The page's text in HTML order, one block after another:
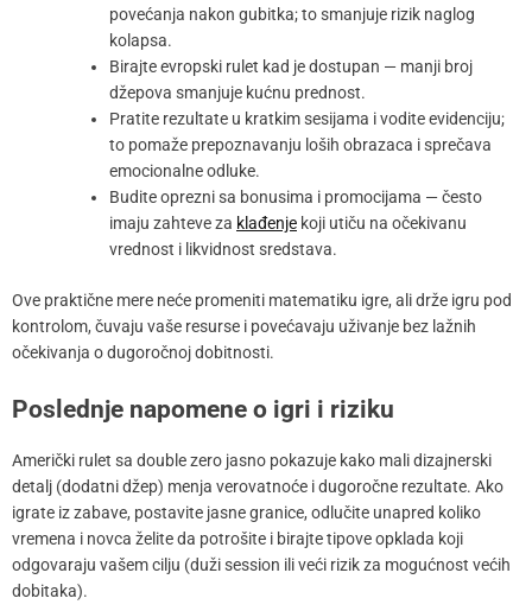
povećanja nakon gubitka; to smanjuje rizik naglog
kolapsa.
Birajte evropski rulet kad je dostupan — manji broj
džepova smanjuje kućnu prednost.
Pratite rezultate u kratkim sesijama i vodite evidenciju;
to pomaže prepoznavanju loših obrazaca i sprečava
emocionalne odluke.
Budite oprezni sa bonusima i promocijama — često
imaju zahteve za klađenje koji utiču na očekivanu
vrednost i likvidnost sredstava.
Ove praktične mere neće promeniti matematiku igre, ali drže igru pod
kontrolom, čuvaju vaše resurse i povećavaju uživanje bez lažnih
očekivanja o dugoročnoj dobitnosti.
Poslednje napomene o igri i riziku
Američki rulet sa double zero jasno pokazuje kako mali dizajnerski
detalj (dodatni džep) menja verovatnoće i dugoročne rezultate. Ako
igrate iz zabave, postavite jasne granice, odlučite unapred koliko
vremena i novca želite da potrošite i birajte tipove opklada koji
odgovaraju vašem cilju (duži session ili veći rizik za mogućnost većih
dobitaka).